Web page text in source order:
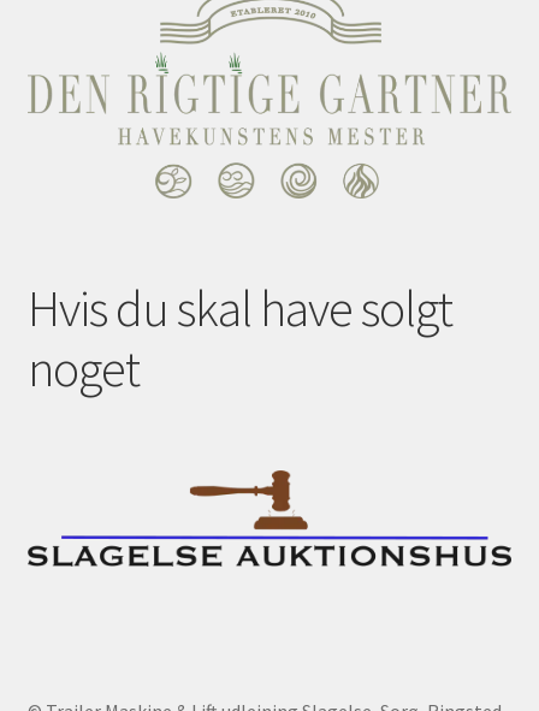
Hvis du skal have solgt
noget